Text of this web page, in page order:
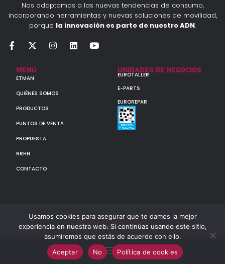
Nos adaptamos a las nuevas tendencias de consumo,
incorporando herramientas y nuevas soluciones de movilidad,
porque la innovación es parte de nuestro ADN.
MENÚ
ETMAN
QUIÉNES SOMOS
PRODUCTOS
PUNTOS DE VENTA
PROPUESTA
RRHH
CONTACTO
UNIDADES DE NEGOCIOS
EUROTALLER
E-PARTS
EUROREPAR
GRUPO ETMAN : : 2026
Todos los derechos reservados a MULTIORIGINAL PARTS S.A. (CUIT: 30-60142852-7)
Usamos cookies para asegurar que te damos la mejor
experiencia en nuestra web. Si continúas usando este sitio,
asumiremos que estás de acuerdo con ello.
Aceptar
No Política de cookies